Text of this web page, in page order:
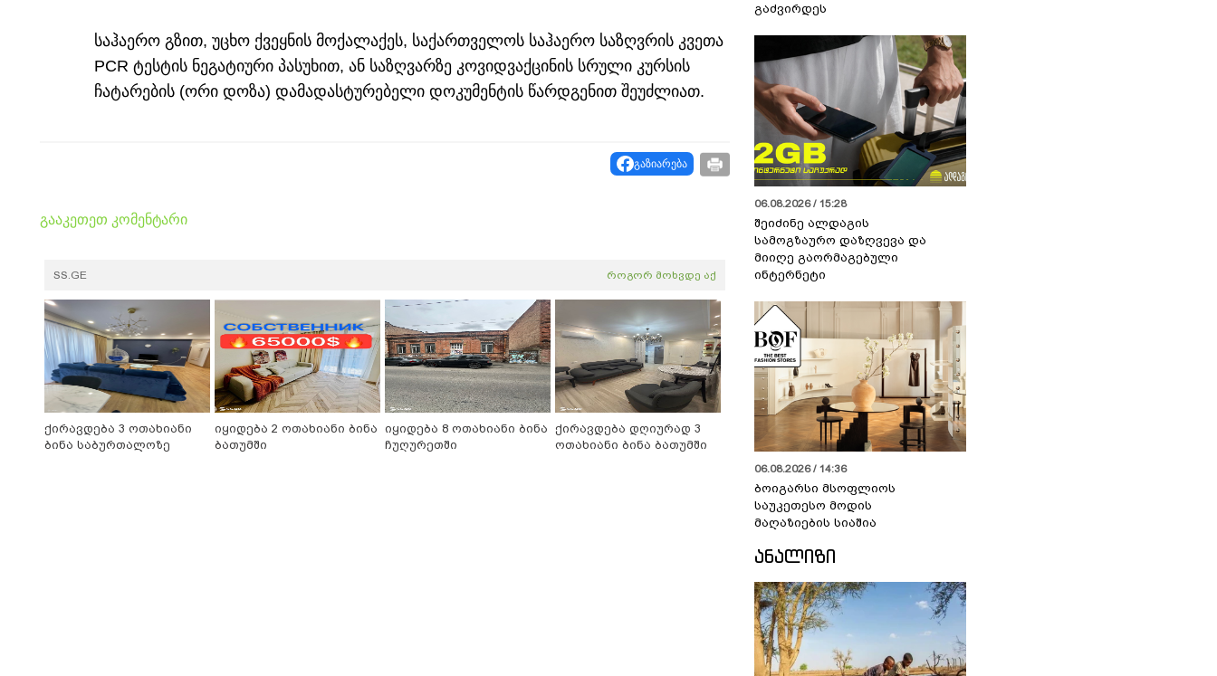
საჰაერო გზით, უცხო ქვეყნის მოქალაქეს, საქართველოს საჰაერო საზღვრის კვეთა
PCR ტესტის ნეგატიური პასუხით, ან საზღვარზე კოვიდვაქცინის სრული კურსის
ჩატარების (ორი დოზა) დამადასტურებელი დოკუმენტის წარდგენით შეუძლიათ.
გაზიარება
გააკეთეთ კომენტარი
SS.GE როგორ მოხვდე აქ
ქირავდება 3 ოთახიანი
ბინა საბურთალოზე
იყიდება 2 ოთახიანი ბინა
ბათუმში
იყიდება 8 ოთახიანი ბინა
ჩუღურეთში
ქირავდება დღიურად 3
ოთახიანი ბინა ბათუმში
გაძვირდეს
06.08.2026 / 15:28
შეიძინე ალდაგის
სამოგზაურო დაზღვევა და
მიიღე გაორმაგებული
ინტერნეტი
06.08.2026 / 14:36
ბოიგარსი მსოფლიოს
საუკეთესო მოდის
მაღაზიების სიაშია
ᲐᲜᲐᲚᲘᲖᲘ